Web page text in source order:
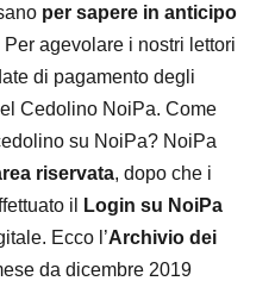
per sapere in anticipo
Per agevolare i nostri lettori
di pagamento degli
Cedolino NoiPa. Come
su NoiPa? NoiPa
riservata, dopo che i
il
Login su NoiPa
Ecco l’Archivio dei
da dicembre 2019